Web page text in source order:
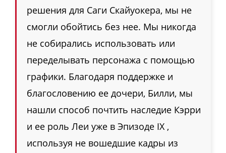
решения для Саги Скайуокера, мы не
смогли обойтись без нее. Мы никогда
не собирались использовать или
переделывать персонажа с помощью
графики. Благодаря поддержке и
благословению ее дочери, Билли, мы
нашли способ почтить наследие Кэрри
и ее роль Леи уже в Эпизоде IX ,
используя не вошедшие кадры из